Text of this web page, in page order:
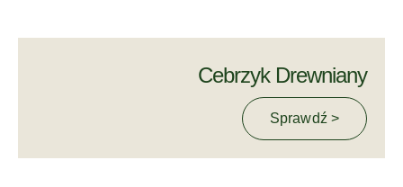
Cebrzyk Drewniany
Sprawdź >